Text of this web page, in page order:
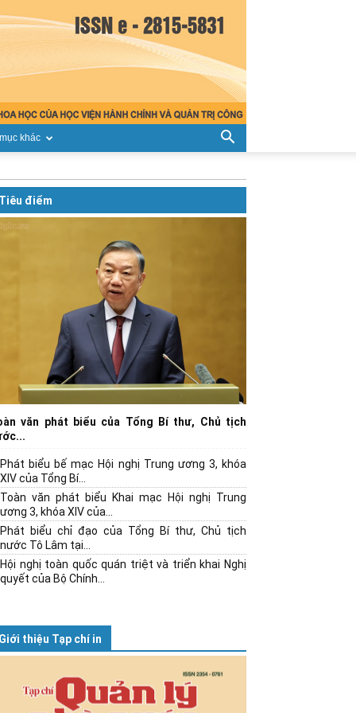
khác
Tiêu điểm
văn phát biểu của Tổng Bí thư, Chủ tịch
Phát biểu bế mạc Hội nghị Trung ương 3, khóa
XIV của Tổng Bí...
Toàn văn phát biểu Khai mạc Hội nghị Trung
ương 3, khóa XIV của...
Phát biểu chỉ đạo của Tổng Bí thư, Chủ tịch
nước Tô Lâm tại...
Hội nghị toàn quốc quán triệt và triển khai Nghị
quyết của Bộ Chính...
Giới thiệu Tạp chí in